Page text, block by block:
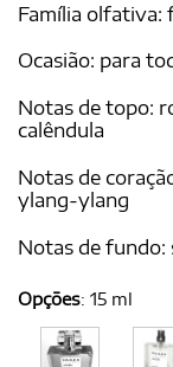
Família olfativa:
Ocasião: para
Notas de topo:
calêndula
Notas de
ylang-ylang
Notas de fundo:
Opções: 15 ml